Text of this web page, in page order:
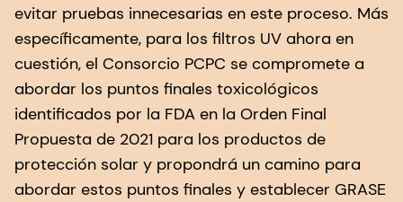
evitar pruebas innecesarias en este proceso. Más
específicamente, para los filtros UV ahora en
cuestión, el Consorcio PCPC se compromete a
abordar los puntos finales toxicológicos
identificados por la FDA en la Orden Final
Propuesta de 2021 para los productos de
protección solar y propondrá un camino para
abordar estos puntos finales y establecer GRASE